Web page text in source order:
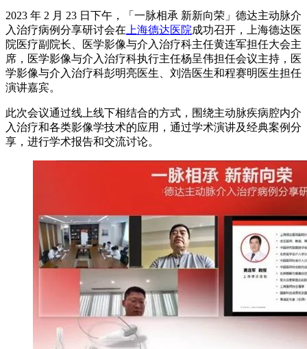
2023 年 2 月 23 日下午，「一脉相承 新新向荣」德达主动脉介
入治疗病例分享研讨会在 上海德达医院成功召开，上海德达医
院医疗副院长、医学影像与介入治疗科主任黄连军担任大会主
席，医学影像与介入治疗科执行主任杨呈伟担任会议主持，医
学影像与介入治疗科彭明亮医生、刘浩医生和程赛明医生担任
演讲嘉宾。
此次会议通过线上线下相结合的方式，围绕主动脉疾病腔内介
入治疗和各类影像学技术的应用，通过学术演讲及经典案例分
享，进行学术报告和交流讨论。